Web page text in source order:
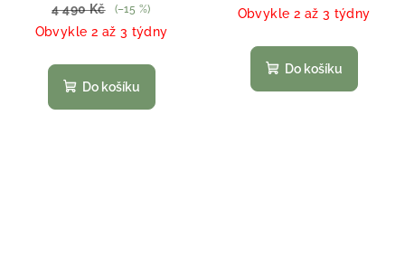
4 490 Kč
(–15 %)
Obvykle 2 až 3 týdny
Do košíku
Obvykle 2 až 3 týdny
Do košíku